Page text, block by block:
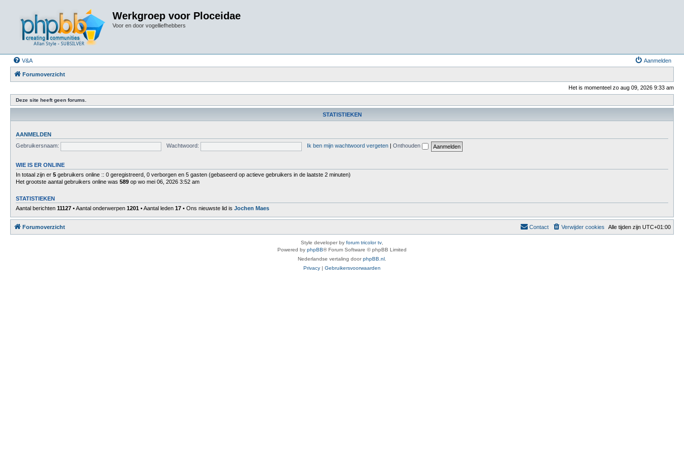
Werkgroep voor Ploceidae
Voor en door vogelliefhebbers
V&A Aanmelden
Forumoverzicht
Het is momenteel zo aug 09, 2026 9:33 am
Deze site heeft geen forums.
STATISTIEKEN
AANMELDEN
Gebruikersnaam:
Wachtwoord: Ik ben mijn wachtwoord vergeten Onthouden
WIE IS ER ONLINE
In totaal zijn er 5 gebruikers online :: 0 geregistreerd, 0 verborgen en 5 gasten (gebaseerd op actieve gebruikers in de laatste 2 minuten)
Het grootste aantal gebruikers online was 589 op wo mei 06, 2026 3:52 am
STATISTIEKEN
Aantal berichten 11127 • Aantal onderwerpen 1201 • Aantal leden 17 • Ons nieuwste lid is Jochen Maes
Forumoverzicht Alle tijden zijn UTC+01:00
Verwijder cookies
Contact
Style developer by forum tricolor tv
Powered by phpBB® Forum Software © phpBB Limited
Nederlandse vertaling doorphpBB.nl
Privacy | Gebruikersvoorwaarden